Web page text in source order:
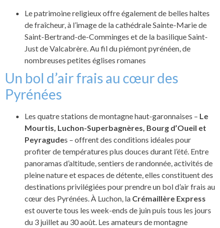
Le patrimoine religieux offre également de belles haltes
de fraîcheur, à l’image de la cathédrale Sainte-Marie de
Saint-Bertrand-de-Comminges et de la basilique Saint-
Just de Valcabrère. Au fil du piémont pyrénéen, de
nombreuses petites églises romanes
Un bol d’air frais au cœur des
Pyrénées
Les quatre stations de montagne haut-garonnaises – Le
Mourtis, Luchon-Superbagnères, Bourg d’Oueil et
Peyragudes – offrent des conditions idéales pour
profiter de températures plus douces durant l’été. Entre
panoramas d’altitude, sentiers de randonnée, activités de
pleine nature et espaces de détente, elles constituent des
destinations privilégiées pour prendre un bol d’air frais au
cœur des Pyrénées. À Luchon, la Crémaillère Express
est ouverte tous les week-ends de juin puis tous les jours
du 3 juillet au 30 août. Les amateurs de montagne